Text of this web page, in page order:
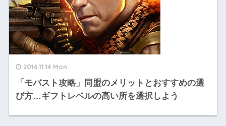
2016.11.14 Mon
「モバスト攻略」同盟のメリットとおすすめの選
び方…ギフトレベルの高い所を選択しよう